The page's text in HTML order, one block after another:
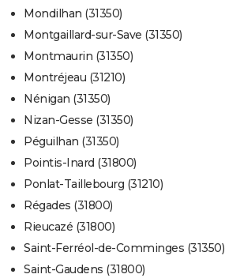
Mondilhan (31350)
Montgaillard-sur-Save (31350)
Montmaurin (31350)
Montréjeau (31210)
Nénigan (31350)
Nizan-Gesse (31350)
Péguilhan (31350)
Pointis-Inard (31800)
Ponlat-Taillebourg (31210)
Régades (31800)
Rieucazé (31800)
Saint-Ferréol-de-Comminges (31350)
Saint-Gaudens (31800)